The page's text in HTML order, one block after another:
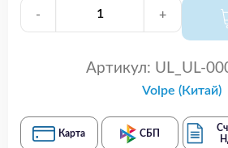
- +
Артикул: UL_UL-
Volpe (Китай)
Карта СБП